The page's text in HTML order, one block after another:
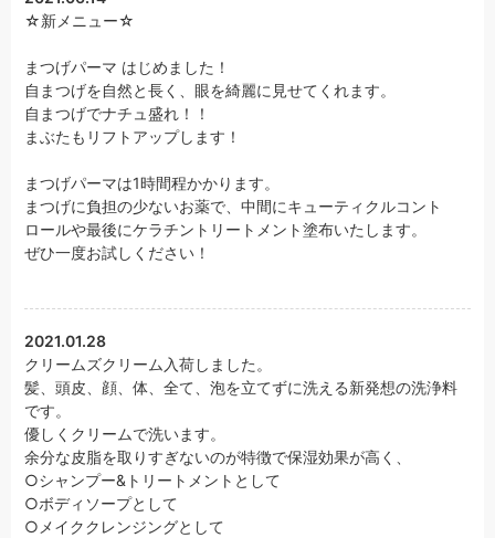
☆新メニュー☆
まつげパーマ はじめました！
自まつげを自然と長く、眼を綺麗に見せてくれます。
自まつげでナチュ盛れ！！
まぶたもリフトアップします！
まつげパーマは1時間程かかります。
まつげに負担の少ないお薬で、中間にキューティクルコント
ロールや最後にケラチントリートメント塗布いたします。
ぜひ一度お試しください！
2021.01.28
クリームズクリーム入荷しました。
髪、頭皮、顔、体、全て、泡を立てずに洗える新発想の洗浄料
です。
優しくクリームで洗います。
余分な皮脂を取りすぎないのが特徴で保湿効果が高く、
○シャンプー&トリートメントとして
○ボディソープとして
○メイククレンジングとして